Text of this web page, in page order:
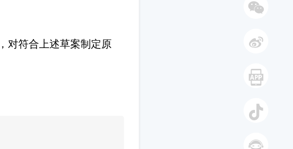
对符合上述草案制定原
微博
手机